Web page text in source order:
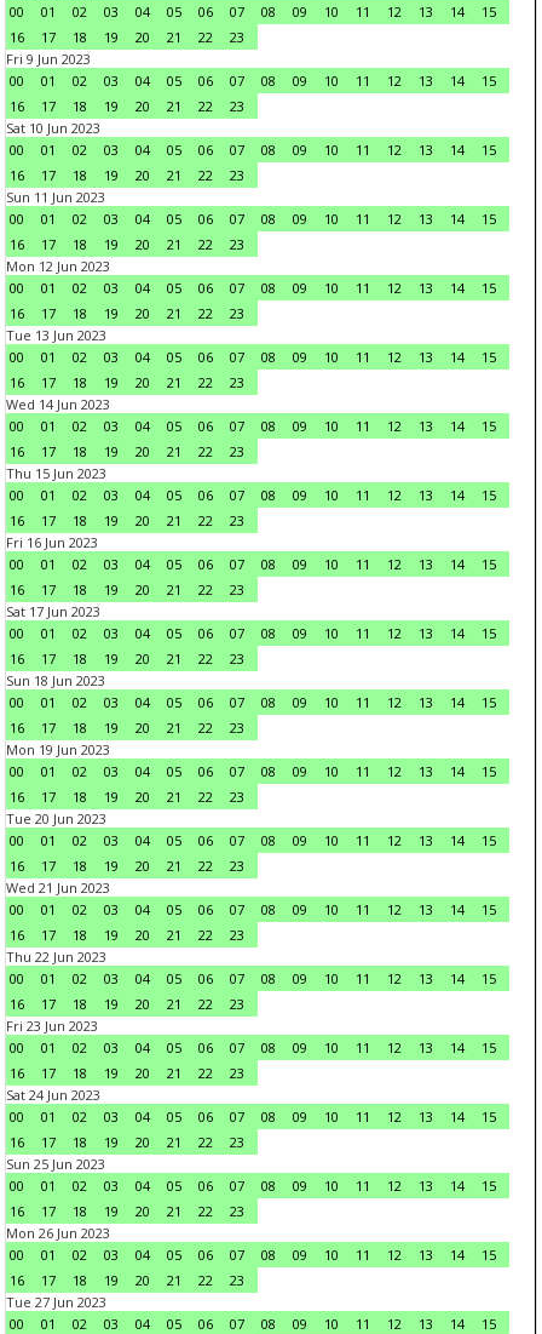
00
01 02 03 04 05 06 07 08 09 10 11 12 13 14
15
16
17 18 19 20 21 22
23
Fri 9 Jun 2023
00
01 02 03 04 05 06 07 08 09 10 11 12 13 14
15
16
17 18 19 20 21 22
23
Sat 10 Jun 2023
00
01 02 03 04 05 06 07 08 09 10 11 12 13 14
15
16
17 18 19 20 21 22
23
Sun 11 Jun 2023
00
01 02 03 04 05 06 07 08 09 10 11 12 13 14
15
16
17 18 19 20 21 22
23
Mon 12 Jun 2023
00
01 02 03 04 05 06 07 08 09 10 11 12 13 14
15
16
17 18 19 20 21 22
23
Tue 13 Jun 2023
00
01 02 03 04 05 06 07 08 09 10 11 12 13 14
15
16
17 18 19 20 21 22
23
Wed 14 Jun 2023
00
01 02 03 04 05 06 07 08 09 10 11 12 13 14
15
16
17 18 19 20 21 22
23
Thu 15 Jun 2023
00
01 02 03 04 05 06 07 08 09 10 11 12 13 14
15
16
17 18 19 20 21 22
23
Fri 16 Jun 2023
00
01 02 03 04 05 06 07 08 09 10 11 12 13 14
15
16
17 18 19 20 21 22
23
Sat 17 Jun 2023
00
01 02 03 04 05 06 07 08 09 10 11 12 13 14
15
16
17 18 19 20 21 22
23
Sun 18 Jun 2023
00
01 02 03 04 05 06 07 08 09 10 11 12 13 14
15
16
17 18 19 20 21 22
23
Mon 19 Jun 2023
00
01 02 03 04 05 06 07 08 09 10 11 12 13 14
15
16
17 18 19 20 21 22
23
Tue 20 Jun 2023
00
01 02 03 04 05 06 07 08 09 10 11 12 13 14
15
16
17 18 19 20 21 22
23
Wed 21 Jun 2023
00
01 02 03 04 05 06 07 08 09 10 11 12 13 14
15
16
17 18 19 20 21 22
23
Thu 22 Jun 2023
00
01 02 03 04 05 06 07 08 09 10 11 12 13 14
15
16
17 18 19 20 21 22
23
Fri 23 Jun 2023
00
01 02 03 04 05 06 07 08 09 10 11 12 13 14
15
16
17 18 19 20 21 22
23
Sat 24 Jun 2023
00
01 02 03 04 05 06 07 08 09 10 11 12 13 14
15
16
17 18 19 20 21 22
23
Sun 25 Jun 2023
00
01 02 03 04 05 06 07 08 09 10 11 12 13 14
15
16
17 18 19 20 21 22
23
Mon 26 Jun 2023
00
01 02 03 04 05 06 07 08 09 10 11 12 13 14
15
16
17 18 19 20 21 22
23
Tue 27 Jun 2023
00
01 02 03 04 05 06 07 08 09 10 11 12 13 14
15